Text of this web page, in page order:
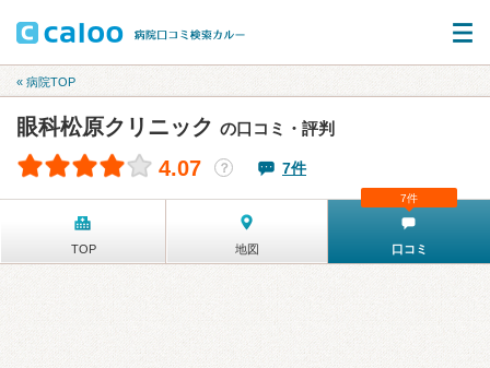
« 病院TOP
眼科松原クリニック の口コミ・評判
4.07 ？ 7件
TOP 地図 口コミ
7件